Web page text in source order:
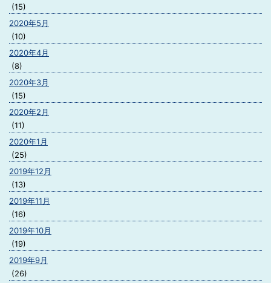
(15)
2020年5月
(10)
2020年4月
(8)
2020年3月
(15)
2020年2月
(11)
2020年1月
(25)
2019年12月
(13)
2019年11月
(16)
2019年10月
(19)
2019年9月
(26)